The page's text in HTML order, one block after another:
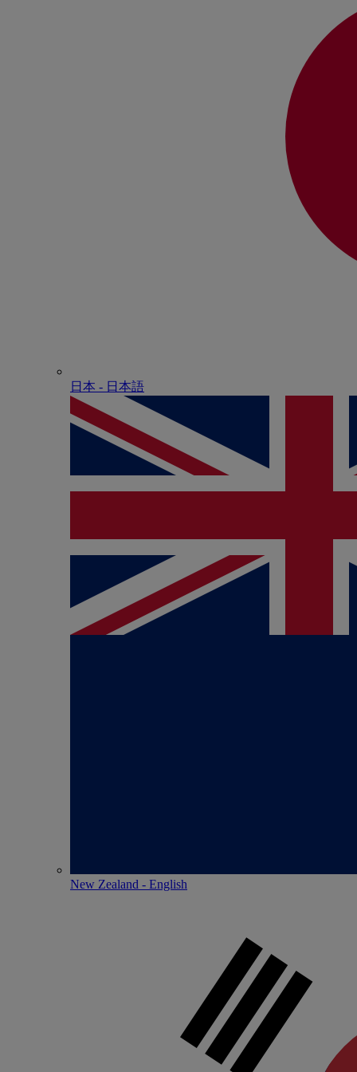
日本 - ⽇本語
New Zealand - English